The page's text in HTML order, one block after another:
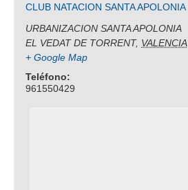
CLUB NATACION SANTA APOLONIA
URBANIZACION SANTA APOLONIA
EL VEDAT DE TORRENT, VALENCIA
+ Google Map
Teléfono:
961550429